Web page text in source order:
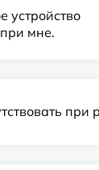
устройство
мне.
при